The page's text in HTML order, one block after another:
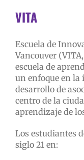
VITA
Escuela de
Vancouver
escuela de
un enfoque en la
desarrollo de
centro de la
aprendizaje de
Los estudiantes
siglo 21 en: